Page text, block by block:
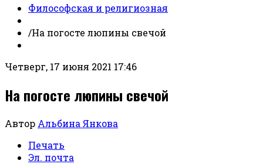
Философская и религиозная
/На погосте люпины свечой
Четверг, 17 июня 2021 17:46
На погосте люпины свечой
Автор Альбина Янкова
Печать
Эл. почта